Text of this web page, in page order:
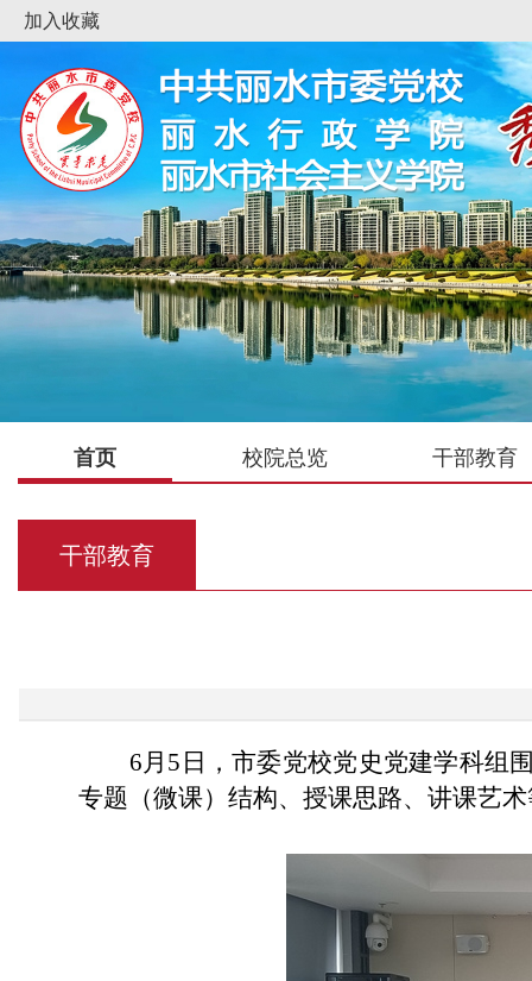
加入收藏
首页 校院总览 干部教育
干部教育
6月5日，市委党校党史党建学科组
专题（微课）结构、授课思路、讲课艺